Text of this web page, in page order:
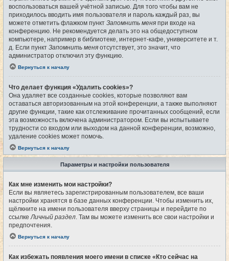
воспользоваться вашей учётной записью. Для того чтобы вам не
приходилось вводить имя пользователя и пароль каждый раз, вы
можете отметить флажком пункт Запомнить меня при входе на
конференцию. Не рекомендуется делать это на общедоступном
компьютере, например в библиотеке, интернет-кафе, университете и т.
д. Если пункт Запомнить меня отсутствует, это значит, что
администратор отключил эту функцию.
Вернуться к началу
Что делает функция «Удалить cookies»?
Она удаляет все созданные cookies, которые позволяют вам
оставаться авторизованным на этой конференции, а также выполняют
другие функции, такие как отслеживание прочитанных сообщений, если
эта возможность включена администратором. Если вы испытываете
трудности со входом или выходом на данной конференции, возможно,
удаление cookies может помочь.
Вернуться к началу
Параметры и настройки пользователя
Как мне изменить мои настройки?
Если вы являетесь зарегистрированным пользователем, все ваши
настройки хранятся в базе данных конференции. Чтобы изменить их,
щёлкните на имени пользователя вверху страницы и перейдите по
ссылкеЛичный раздел. Там вы можете изменить все свои настройки и
предпочтения.
Вернуться к началу
Как избежать появления моего имени в списке «Кто сейчас на